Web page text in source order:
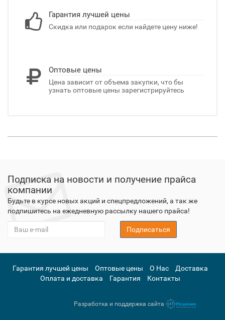
Гарантия лучшей цены
Скидка или подарок если найдете цену ниже!
Оптовые цены
Цена зависит от объема закупки, что бы
узнать оптовые цены зарегистрируйтесь
Подписка на новости и получение прайса
компании
Будьте в курсе новых акций и спецпредложений, а так же
подпишитесь на ежедневную рассылку нашего прайса!
Подписаться
Гарантия лучшей цены Оптовые цены О Нас
Доставка
Оплата и доставка
Гарантия Контакты
Разработка и поддержка сайта